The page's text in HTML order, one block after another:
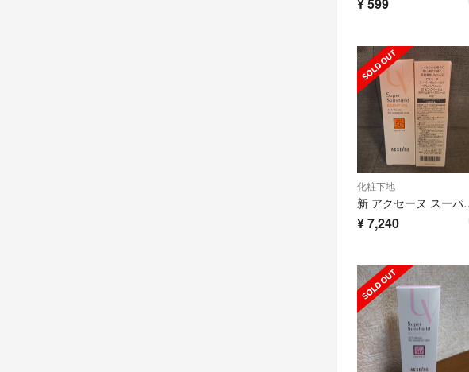
¥599
化粧下地
新 アクセーヌ スーパ
¥7,240